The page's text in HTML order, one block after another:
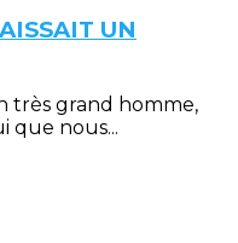
UN
très grand homme,
que nous...